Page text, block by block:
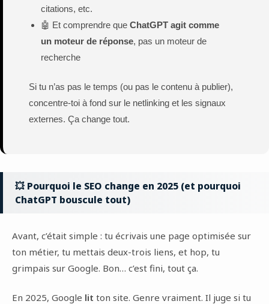
citations, etc.
🤖 Et comprendre que ChatGPT agit comme
un moteur de réponse, pas un moteur de
recherche
Si tu n’as pas le temps (ou pas le contenu à publier),
concentre-toi à fond sur le netlinking et les signaux
externes. Ça change tout.
💥 Pourquoi le SEO change en 2025 (et pourquoi
ChatGPT bouscule tout)
Avant, c’était simple : tu écrivais une page optimisée sur
ton métier, tu mettais deux-trois liens, et hop, tu
grimpais sur Google. Bon… c’est fini, tout ça.
En 2025, Google lit ton site. Genre vraiment. Il juge si tu